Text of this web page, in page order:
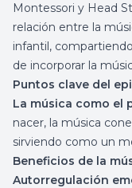
Montessori y Head
relación entre la
infantil,
de incorporar la
Puntos clave del
La música como el
nacer, la música
sirviendo como un
Beneficios de la
Autorregulación